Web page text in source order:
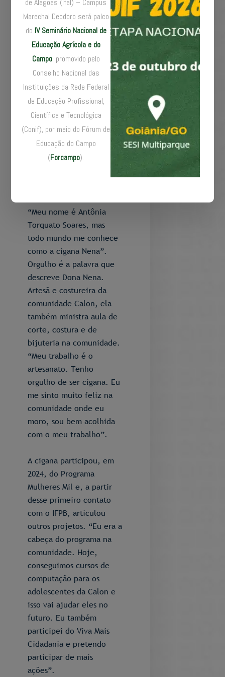
meu. Nós somos muito
bem recebidos no IFPB e
eu vejo a escola como
uma oportunidade para o
meu filho no futuro”.
Tradição e
transformação: Dona
Nena encontra no
artesanato caminhos para
fortalecer a identidade
cigana e ampliar
“Meu nome é Antônia
Torquato Soares, mas
todo mundo me conhece
como a cigana Nena”.
Orgulho é a palavra que
descreve Dona Nena.
Artesã e costureira da
comunidade Calon, ela
também ministra aula de
corte, costura e de
bijuteria na comunidade.
“Meu trabalho é o
artesanato. Tenho
orgulho de ser cigana. Eu
me sinto muito feliz na
comunidade onde eu
moro, sou bem acolhida
com o meu trabalho”.
A cigana participou, em
2024, do Programa
Mulheres Mil e, a partir
desse primeiro contato
com o IFPB, articulou
outros projetos. “Eu era a
cabeça do programa na
comunidade. Hoje,
conseguimos cursos de
computação para os
adolescentes da Calon e
isso vai ajudar eles no
futuro. Eu também
participei do Viva Mais
Cidadania e pretendo
participar de mais
ações”.
de Alagoas (Ifal) – Campus
Marechal Deodoro será palco
do IV Seminário Nacional de
Educação Agrícola e do
Campo, promovido pelo
Conselho Nacional das
Instituições da Rede Federal
de Educação Profissional,
Científica e Tecnológica
(Conif), por meio do Fórum de
Educação do Campo
(Forcampo).